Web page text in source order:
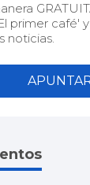
primer café'
noticias.